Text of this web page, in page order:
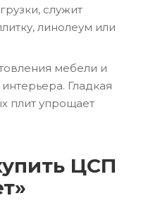
служит
линолеум или
мебели и
Гладкая
плит упрощает
ЦСП